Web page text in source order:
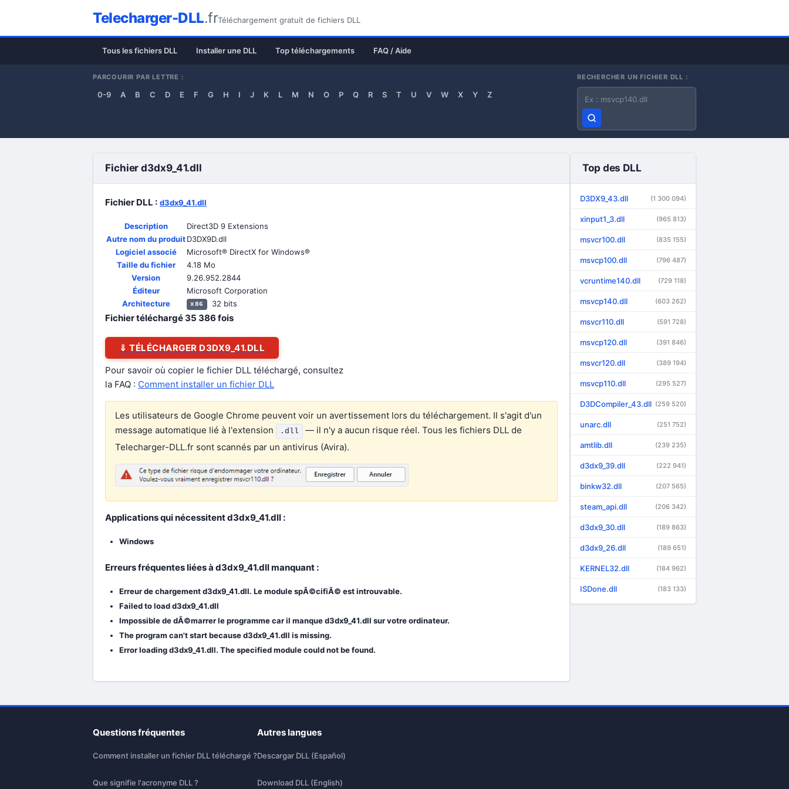
Telecharger-DLL.frTéléchargement gratuit de fichiers DLL
Tous les fichiers DLL Installer une DLL Top téléchargements FAQ / Aide
PARCOURIR PAR LETTRE :
0-9 A B C D E F G H I J K L M N O P Q R S T U V W X Y Z
RECHERCHER UN FICHIER DLL :
Nom du fichier DLL
Fichier d3dx9_41.dll
Fichier DLL : d3dx9_41.dll
Description
Direct3D 9 Extensions
Autre nom du produitD3DX9D.dll
Logiciel associé
Microsoft® DirectX for Windows®
Taille du fichier
4.18 Mo
Version
9.26.952.2844
Éditeur
Microsoft Corporation
Architecture
x86 32 bits
Fichier téléchargé 35 386 fois
⇓ TÉLÉCHARGER D3DX9_41.DLL
Pour savoir où copier le fichier DLL téléchargé, consultez
la FAQ : Comment installer un fichier DLL
Les utilisateurs de Google Chrome peuvent voir un avertissement lors du téléchargement. Il s'agit d'un
message automatique lié à l'extension
.dll
— il n'y a aucun risque réel. Tous les fichiers DLL de
Telecharger-DLL.fr sont scannés par un antivirus (Avira).
Applications qui nécessitent d3dx9_41.dll :
Windows
Erreurs fréquentes liées à d3dx9_41.dll manquant :
Erreur de chargement d3dx9_41.dll. Le module spÃ©cifiÃ© est introuvable.
Failed to load d3dx9_41.dll
Impossible de dÃ©marrer le programme car il manque d3dx9_41.dll sur votre ordinateur.
The program can't start because d3dx9_41.dll is missing.
Error loading d3dx9_41.dll. The specified module could not be found.
Top des DLL
D3DX9_43.dll (1 300 094)
xinput1_3.dll (965 813)
msvcr100.dll (835 155)
msvcp100.dll (796 487)
vcruntime140.dll (729 118)
msvcp140.dll (603 262)
msvcr110.dll (591 728)
msvcp120.dll (391 846)
msvcr120.dll (389 194)
msvcp110.dll (295 527)
D3DCompiler_43.dll (259 520)
unarc.dll (251 752)
amtlib.dll (239 235)
d3dx9_39.dll (222 941)
binkw32.dll (207 565)
steam_api.dll (206 342)
d3dx9_30.dll (189 863)
d3dx9_26.dll (189 651)
KERNEL32.dll (184 962)
ISDone.dll (183 133)
Questions fréquentes
Comment installer un fichier DLL téléchargé ?
Que signifie l'acronyme DLL ?
Autres langues
Descargar DLL (Español)
Download DLL (English)